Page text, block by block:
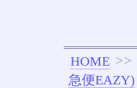
HOME >>
急便EAZY)